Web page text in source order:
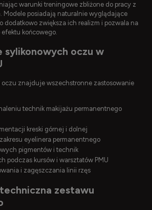
warunki treningowe zbliżone do pracy z
Modele posiadają naturalnie wyglądające
dodatkowo zwiększa ich realizm i pozwala na
końcowego.
sylikonowych oczu w
znajduje wszechstronne zastosowanie
technik makijażu permanentnego
kreski górnej i dolnej
eyelinera permanentnego
pigmentów i technik
podczas kursów i warsztatów PMU
i zagęszczania linii rzęs
zestawu